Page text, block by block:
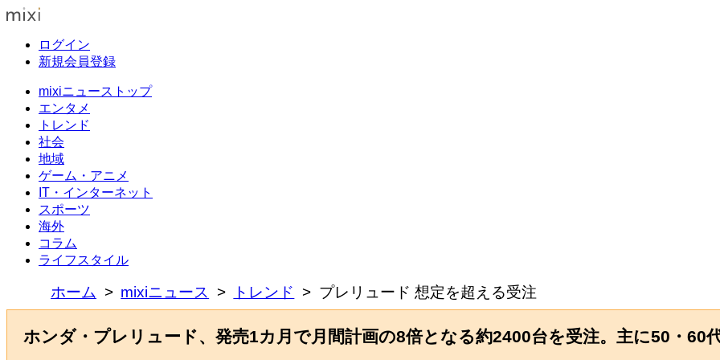
ログイン
新規会員登録
mixiニューストップ
エンタメ
トレンド
社会
地域
ゲーム・アニメ
IT・インターネット
スポーツ
海外
コラム
ライフスタイル
ホーム mixiニュース トレンド プレリュード 想定を超える受注
ホンダ・プレリュード、発売1カ月で月間計画の8倍となる約2400台を受注。主に50・60